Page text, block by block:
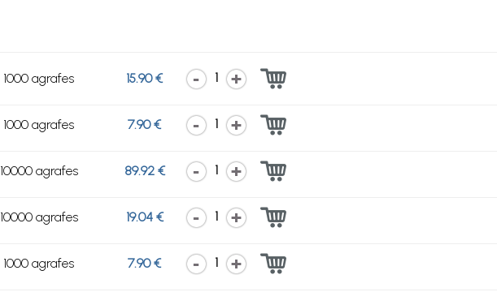
1000 agrafes 15.90 € 1
1000 agrafes 7.90 € 1
10000 agrafes 89.92 € 1
10000 agrafes 19.04 € 1
1000 agrafes 7.90 € 1